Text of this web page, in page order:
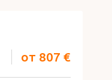
от 807 €